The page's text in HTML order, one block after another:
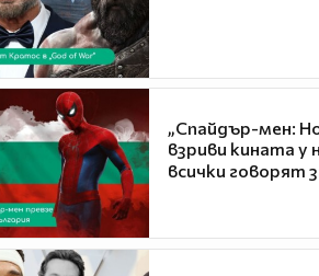
„Спайдър-мен:
взриви кината у
всички говорят